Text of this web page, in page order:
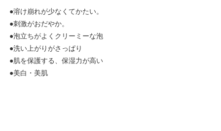
●溶け崩れが少なくてかたい。
●刺激がおだやか。
●泡立ちがよくクリーミーな泡
●洗い上がりがさっぱり
●肌を保護する、保湿力が高い
●美白・美肌